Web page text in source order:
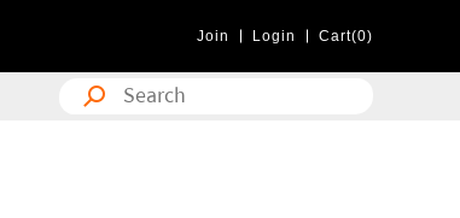
Join Login Cart(0)